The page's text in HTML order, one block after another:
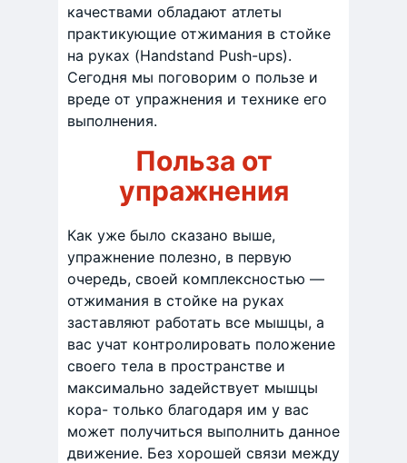
качествами обладают атлеты
практикующие отжимания в стойке
на руках (Handstand Push-ups).
Сегодня мы поговорим о пользе и
вреде от упражнения и технике его
выполнения.
Польза от
упражнения
Как уже было сказано выше,
упражнение полезно, в первую
очередь, своей комплексностью —
отжимания в стойке на руках
заставляют работать все мышцы, а
вас учат контролировать положение
своего тела в пространстве и
максимально задействует мышцы
кора- только благодаря им у вас
может получиться выполнить данное
движение. Без хорошей связи между